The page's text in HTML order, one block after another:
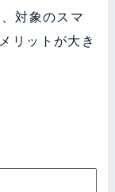
対象のスマ
リットが大き